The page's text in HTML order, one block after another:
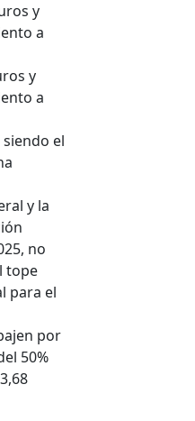
y
a
y
a
el
y la
no
tope
para el
por
50%